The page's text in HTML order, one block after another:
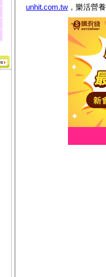
unhit.com.tw ，樂活營